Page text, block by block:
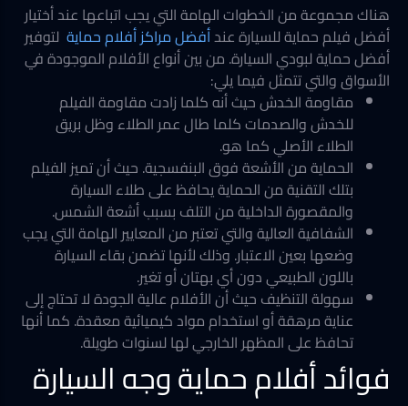
هناك مجموعة من الخطوات الهامة التي يجب اتباعها عند أختيار
أفضل فيلم حماية للسيارة عندأفضل مراكز أفلام حماية لتوفير
أفضل حماية لبودي السيارة. من بين أنواع الأفلام الموجودة في
الأسواق والتي تتمثل فيما يلي:
مقاومة الخدش حيث أنه كلما زادت مقاومة الفيلم
للخدش والصدمات كلما طال عمر الطلاء وظل بريق
الطلاء الأصلي كما هو.
الحماية من الأشعة فوق البنفسجية. حيث أن تميز الفيلم
بتلك التقنية من الحماية يحافظ على طلاء السيارة
والمقصورة الداخلية من التلف بسبب أشعة الشمس.
الشفافية العالية والتي تعتبر من المعايير الهامة التي يجب
وضعها بعين الاعتبار. وذلك لأنها تضمن بقاء السيارة
باللون الطبيعي دون أي بهتان أو تغير.
سهولة التنظيف حيث أن الأفلام عالية الجودة لا تحتاج إلى
عناية مرهقة أو استخدام مواد كيميائية معقدة. كما أنها
تحافظ على المظهر الخارجي لها لسنوات طويلة.
فوائد أفلام حماية وجه السيارة